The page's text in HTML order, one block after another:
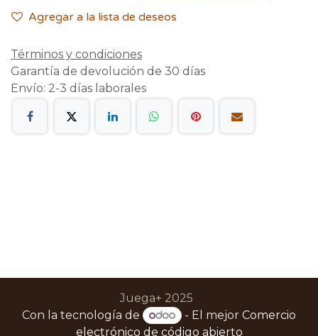
Agregar a la lista de deseos
Términos y condiciones
Garantía de devolución de 30 días
Envío: 2-3 días laborales
Juega+ 2025
Con la tecnología de
- El mejor Comercio
electrónico de código abierto